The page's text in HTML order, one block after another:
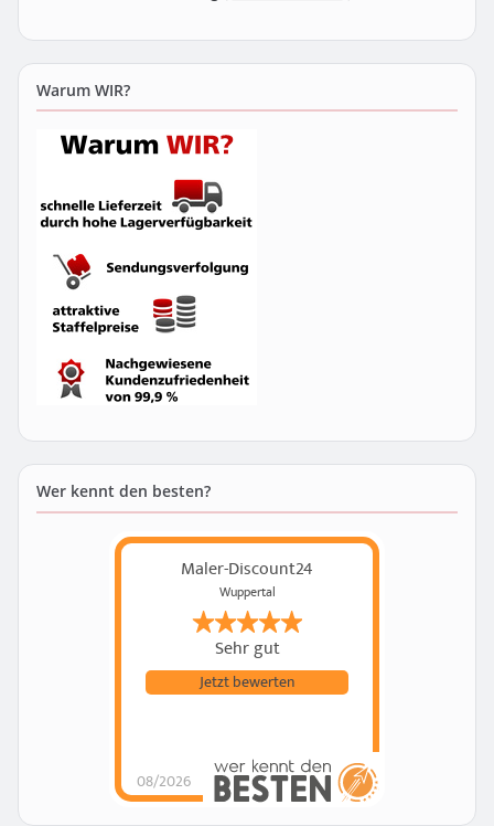
Warum WIR?
Wer kennt den besten?
Maler-Discount24
Wuppertal
Sehr gut
08/2026
Jetzt bewerten